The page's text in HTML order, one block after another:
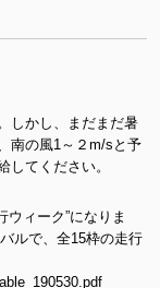
しかし、まだまだ暑
南の風1～２m/sと予
してください。
ィーク”になりま
ルで、全15枠の走行